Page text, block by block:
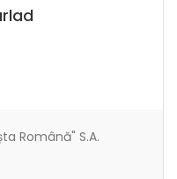
Română" S.A.